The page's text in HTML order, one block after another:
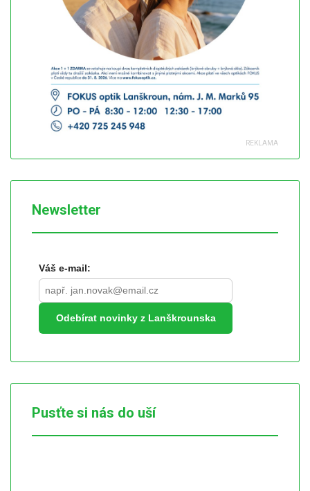
Newsletter
Váš e-mail:
Odebírat novinky z Lanškrounska
Pusťte si nás do uší